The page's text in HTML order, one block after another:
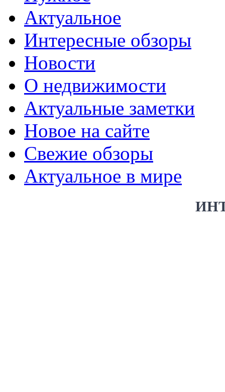
Актуальное
Интересные обзоры
Новости
О недвижимости
Актуальные заметки
Новое на сайте
Свежие обзоры
Актуальное в мире